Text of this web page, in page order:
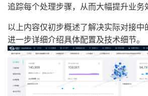
追踪每个处理步骤，从而大幅提升业务
以上内容仅初步概述了解决实际对接
进一步详细介绍具体配置及技术细节。